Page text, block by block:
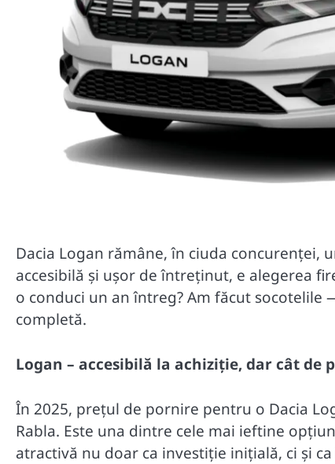
Dacia Logan rămâne, în ciuda concurenței,
accesibilă și ușor de întreținut, e alegerea
o conduci un an întreg? Am făcut socotelile
completă.
Logan – accesibilă la achiziție, dar cât de
În 2025, prețul de pornire pentru o Dacia
Rabla. Este una dintre cele mai ieftine
atractivă nu doar ca investiție inițială, ci și